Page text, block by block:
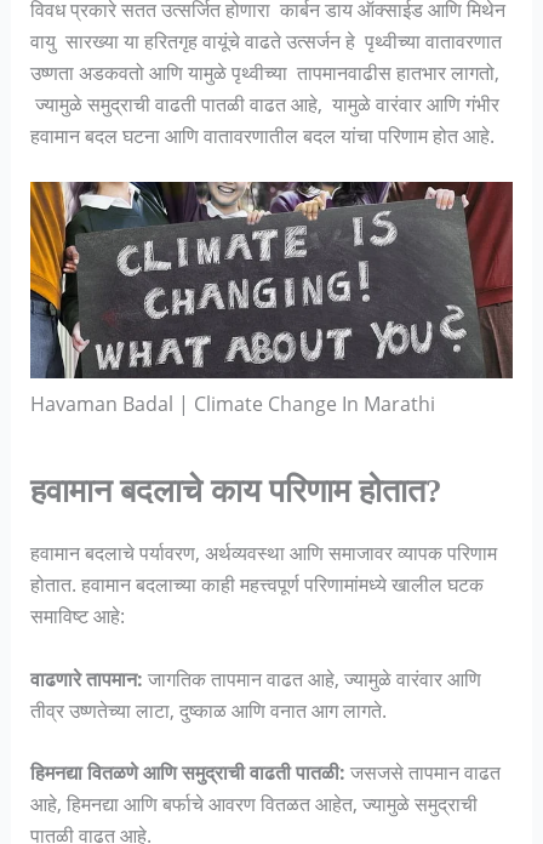
विवध प्रकारे सतत उत्सर्जित होणारा कार्बन डाय ऑक्साईड आणि मिथेन
वायु सारख्या या हरितगृह वायूंचे वाढते उत्सर्जन हे पृथ्वीच्या वातावरणात
उष्णता अडकवतो आणि यामुळे पृथ्वीच्या तापमानवाढीस हातभार लागतो,
ज्यामुळे समुद्राची वाढती पातळी वाढत आहे, यामुळे वारंवार आणि गंभीर
हवामान बदल घटना आणि वातावरणातील बदल यांचा परिणाम होत आहे.
Havaman Badal | Climate Change In Marathi
हवामान बदलाचे काय परिणाम होतात?
हवामान बदलाचे पर्यावरण, अर्थव्यवस्था आणि समाजावर व्यापक परिणाम
होतात. हवामान बदलाच्या काही महत्त्वपूर्ण परिणामांमध्ये खालील घटक
समाविष्ट आहे:
वाढणारे तापमान: जागतिक तापमान वाढत आहे, ज्यामुळे वारंवार आणि
तीव्र उष्णतेच्या लाटा, दुष्काळ आणि वनात आग लागते.
हिमनद्या वितळणे आणि समुद्राची वाढती पातळी: जसजसे तापमान वाढत
आहे, हिमनद्या आणि बर्फाचे आवरण वितळत आहेत, ज्यामुळे समुद्राची
पातळी वाढत आहे.